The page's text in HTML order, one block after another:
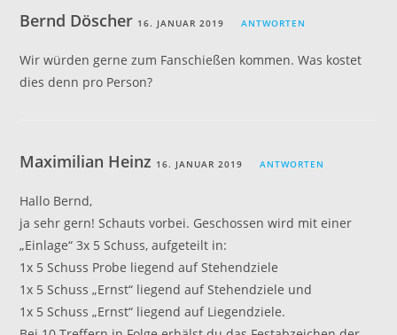
Bernd Döscher 16. JANUAR 2019 ANTWORTEN
Wir würden gerne zum Fanschießen kommen. Was kostet
dies denn pro Person?
Maximilian Heinz 16. JANUAR 2019 ANTWORTEN
Hallo Bernd,
ja sehr gern! Schauts vorbei. Geschossen wird mit einer
„Einlage“ 3x 5 Schuss, aufgeteilt in:
1x 5 Schuss Probe liegend auf Stehendziele
1x 5 Schuss „Ernst“ liegend auf Stehendziele und
1x 5 Schuss „Ernst“ liegend auf Liegendziele.